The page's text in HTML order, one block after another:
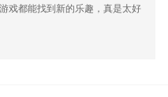
戏都能找到新的乐趣，真是太好